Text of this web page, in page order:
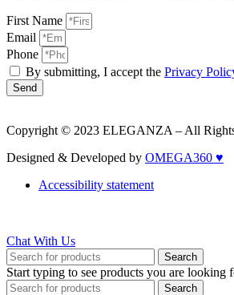
First Name
Email
Phone
By submitting, I accept the Privacy
Send
Copyright © 2023 ELEGANZA – All
Designed & Developed by OMEGA360 ♥
Accessibility statement
Chat With Us
Search
Start typing to see products you are looking
Search